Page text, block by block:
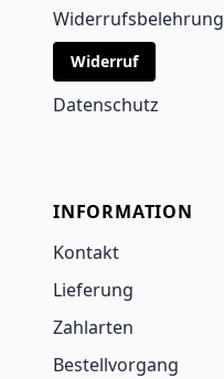
Widerrufsbelehrung
Widerruf
Datenschutz
INFORMATION
Kontakt
Lieferung
Zahlarten
Bestellvorgang